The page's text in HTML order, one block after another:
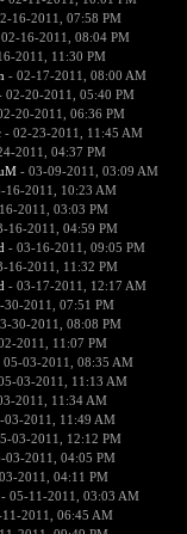
16-2011, 07:58 PM
16-2011, 08:04 PM
2011, 11:30 PM
- 02-17-2011, 08:00 AM
02-20-2011, 05:40 PM
20-2011, 06:36 PM
- 02-23-2011, 11:45 AM
2011, 04:37 PM
- 03-09-2011, 03:09 AM
2011, 10:23 AM
2011, 03:03 PM
16-2011, 04:59 PM
- 03-16-2011, 09:05 PM
16-2011, 11:32 PM
- 03-17-2011, 12:17 AM
2011, 07:51 PM
30-2011, 08:08 PM
2011, 11:07 PM
05-03-2011, 08:35 AM
03-2011, 11:13 AM
2011, 11:34 AM
2011, 11:49 AM
03-2011, 12:12 PM
2011, 04:05 PM
2011, 04:11 PM
- 05-11-2011, 03:03 AM
2011, 06:45 AM